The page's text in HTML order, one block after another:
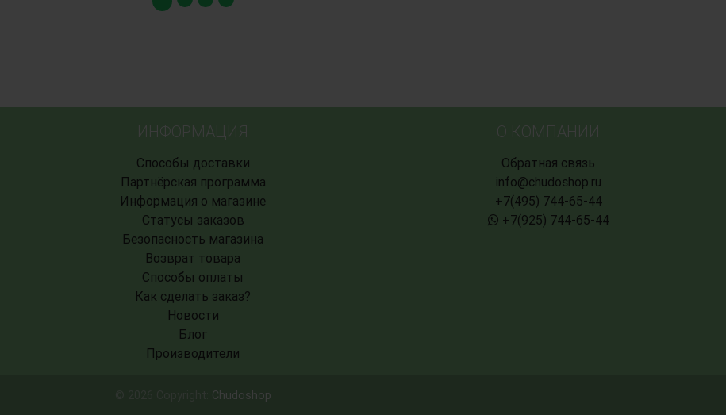
ИНФОРМАЦИЯ
Способы доставки
Партнёрская программа
Информация о магазине
Статусы заказов
Безопасность магазина
Возврат товара
Способы оплаты
Как сделать заказ?
Новости
Блог
Производители
О КОМПАНИИ
Обратная связь
info@chudoshop.ru
+7(495) 744-65-44
+7(925) 744-65-44
Chudoshop